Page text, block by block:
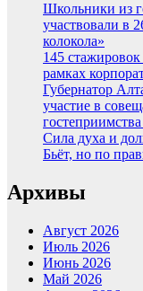
Школьники из
участвовали в
колокола»
145
рамках
Губернатор
участие в
Сила духа и
Бьёт, но по
Архивы
Август 2026
Июль 2026
Июнь 2026
Май 2026